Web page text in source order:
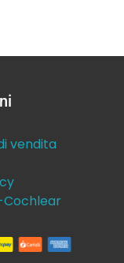
vendita
Cochlear